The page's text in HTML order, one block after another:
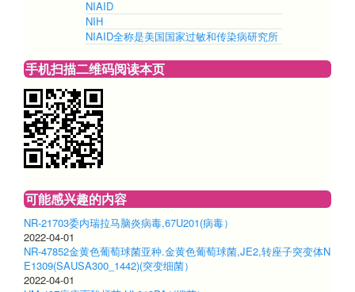
NIAID
NIH
NIAID全称是美国国家过敏和传染病研究所
手机扫描二维码阅读本页
可能感兴趣的内容
NR-21703委内瑞拉马脑炎病毒,67U201(病毒）
2022-04-01
NR-47852金黄色葡萄球菌亚种.金黄色葡萄球菌,JE2,转座子突变体N
E1309(SAUSA300_1442)(突变细菌）
2022-04-01